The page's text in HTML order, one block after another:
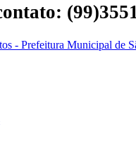
- Prefeitura Municipal de